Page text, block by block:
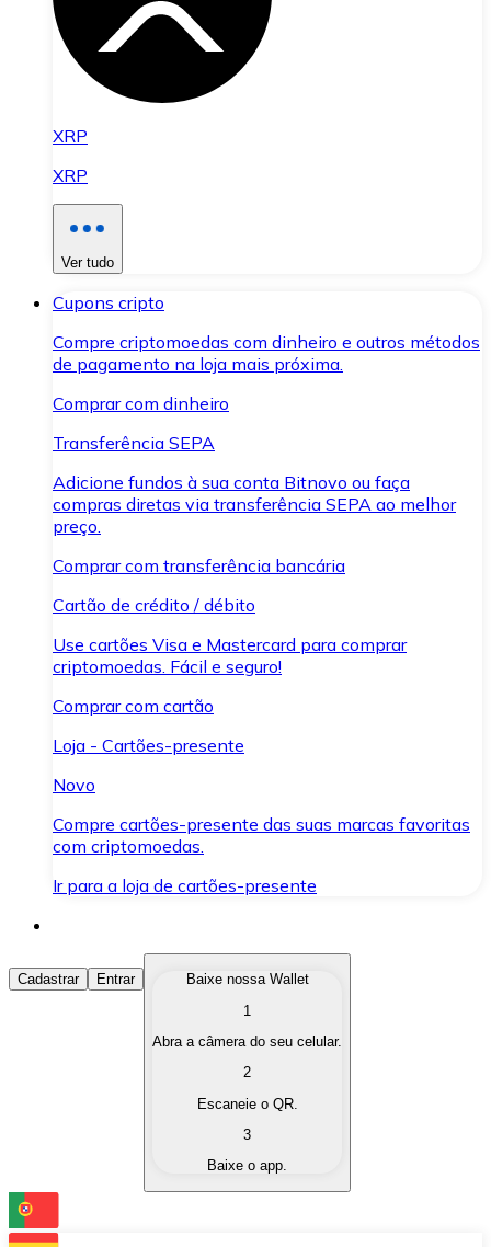
XRP
XRP
Ver tudo
Cupons cripto
Compre criptomoedas com dinheiro e outros métodos
de pagamento na loja mais próxima.
Comprar com dinheiro
Transferência SEPA
Adicione fundos à sua conta Bitnovo ou faça
compras diretas via transferência SEPA ao melhor
preço.
Comprar com transferência bancária
Cartão de crédito / débito
Use cartões Visa e Mastercard para comprar
criptomoedas. Fácil e seguro!
Comprar com cartão
Loja - Cartões-presente
Novo
Compre cartões-presente das suas marcas favoritas
com criptomoedas.
Ir para a loja de cartões-presente
Comprar Criptomoedas
Compre as criptomoedas de seu interesse de forma
Converta suas criptomoedas em moeda fiduciária
Troque uma criptomoeda por outra
Cadastrar Entrar
Baixe nossa Wallet
1
Abra a câmera do seu celular.
2
Escaneie o QR.
3
Baixe o app.